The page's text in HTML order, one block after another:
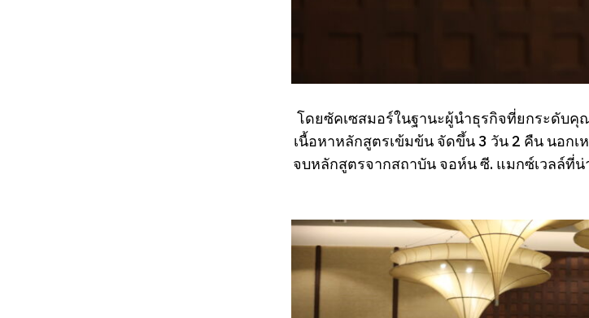
โดยซัคเซสมอร์ในฐานะผู้นำธุรกิจที่ยกระดับ
เนื้อหาหลักสูตรเข้มข้น จัดขึ้น 3 วัน 2 คืน นอก
จบหลักสูตรจากสถาบัน จอห์น ซี. แมกซ์เวลล์ที่